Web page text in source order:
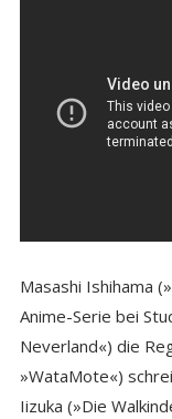
Masashi Ishihama
Anime-Serie bei
Neverland«) die
»WataMote«)
Iizuka (»Die